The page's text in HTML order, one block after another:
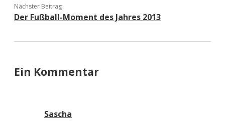
Nächster Beitrag
Der Fußball-Moment des Jahres 2013
Ein Kommentar
Sascha